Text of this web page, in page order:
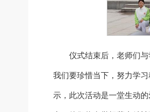
仪式结束后，老师们
我们要珍惜当下，努力学
示，此次活动是一堂生动